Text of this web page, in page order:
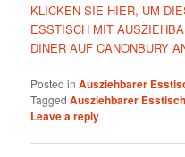
KLICKEN SIE HIER, UM
ESSTISCH MIT
DINER AUF CANONBURY
Posted in Ausziehbarer
Tagged Ausziehbarer Esstisch
Leave a reply